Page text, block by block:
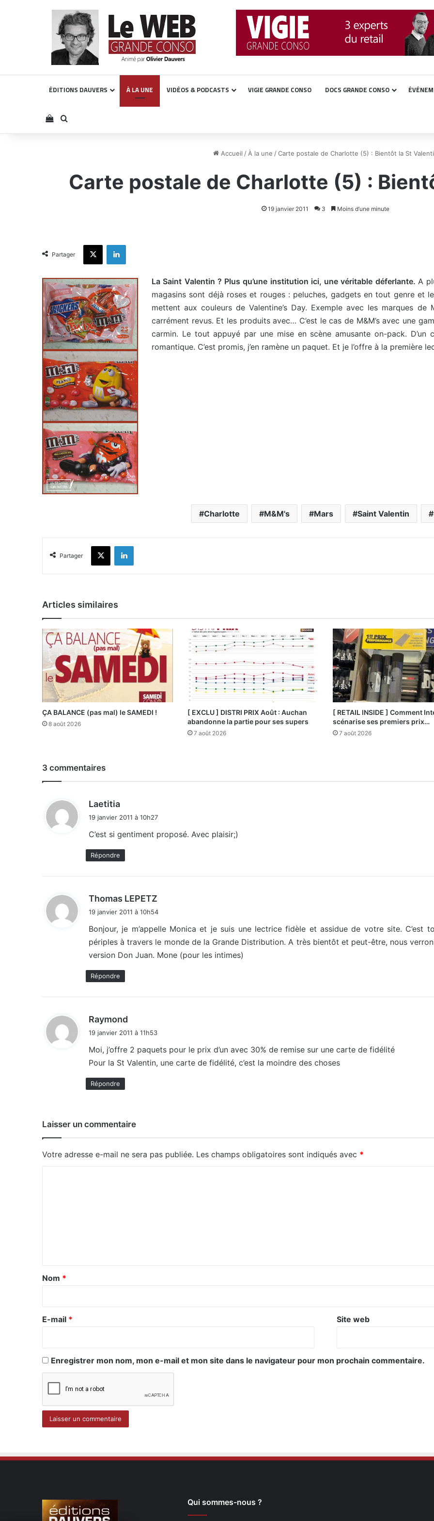
ÉDITIONS DAUVERS À LA UNE VIDÉOS & PODCASTS VIGIE GRANDE CONSO DOCS GRANDE CONSO
Voir votre panier
Rechercher
Accueil / À la une /Carte postale de Charlotte (5) : Bientôt la St
Carte postale de Charlotte (5) :
19 janvier 2011 3 Moins d’une minute
Partager
X Linkedin
La Saint Valentin ? Plus qu’une institution ici, une véritable déferlante. A
magasins sont déjà roses et rouges : peluches, gadgets en tout genre et
mettent aux couleurs de Valentine’s Day. Exemple avec les marques
carrément revus. Et les produits avec… C’est le cas de M&M’s avec une
carmin. Le tout appuyé par une mise en scène amusante on-pack. D’un
romantique. C’est promis, j’en ramène un paquet. Et je l’offre à la première
Charlotte M&M's Mars Saint Valentin
Partager
X Linkedin
Articles similaires
ÇA BALANCE (pas mal) le SAMEDI !
8 août 2026
[ EXCLU ] DISTRI PRIX Août : Auchan
abandonne la partie pour ses supers
7 août 2026
[ RETAIL INSIDE ] Comment
scénarise ses premiers prix…
7 août 2026
3 commentaires
Laetitia
19 janvier 2011 à 10h27
C’est si gentiment proposé. Avec plaisir;)
Répondre
Thomas LEPETZ
:
19 janvier 2011 à 10h54
Bonjour, je m’appelle Monica et je suis une lectrice fidèle et assidue de votre site.
périples à travers le monde de la Grande Distribution. A très bientôt et peut-être, nous
version Don Juan. Mone (pour les intimes)
Répondre
Raymond
:
19 janvier 2011 à 11h53
Moi, j’offre 2 paquets pour le prix d’un avec 30% de remise sur une carte de fidélité
Pour la St Valentin, une carte de fidélité, c’est la moindre des choses
Répondre
Laisser un commentaire
Votre adresse e-mail ne sera pas publiée. Les champs obligatoires sont indiqués avec *
a
e
Nom *
E-mail * Site web
Enregistrer mon nom, mon e-mail et mon site dans le navigateur pour mon prochain commentaire.
Qui sommes-nous ?